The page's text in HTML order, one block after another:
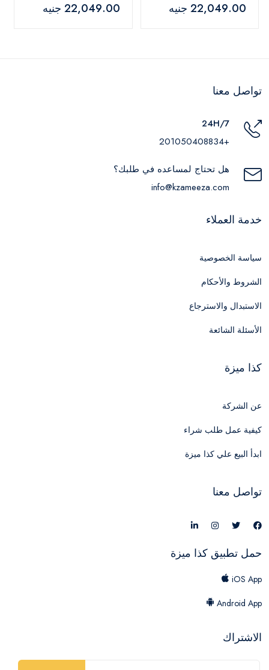
22,049.00 جنيه 22,049.00 جنيه
تواصل معنا
24H/7
+201050408834
هل تحتاج لمساعده في طلبك؟
info@kzameeza.com
خدمة العملاء
سياسة الخصوصية
الشروط والأحكام
الاستبدال والاسترجاع
الأسئلة الشائعة
كذا ميزة
عن الشركة
كيفية عمل طلب شراء
ابدأ البيع علي كذا ميزة
تواصل معنا
حمل تطبيق كذا ميزة
iOS App
Android App
الاشتراك